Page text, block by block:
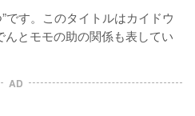
です。このタイトルはカイドウ
とモモの助の関係も表してい
AD